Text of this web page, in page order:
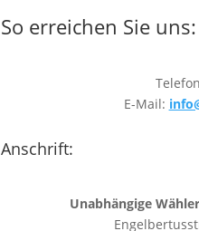
So erreichen Sie uns:
E-Mail:
Anschrift:
Unabhängige